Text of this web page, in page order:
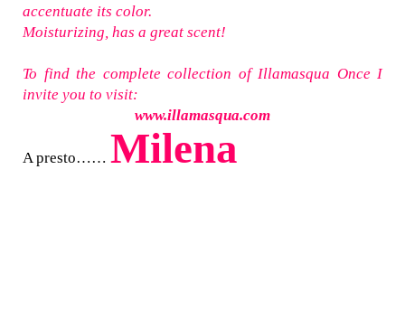
accentuate its color.
Moisturizing, has a great scent!
To find the complete collection of Illamasqua Once I
invite you to visit:
www.illamasqua.com
A presto…… Milena